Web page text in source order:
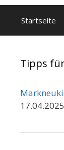
Startseite
Tipps
17.04.2025